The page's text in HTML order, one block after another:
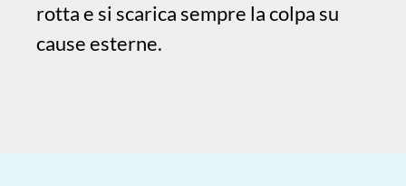
rotta e si scarica sempre la colpa su
cause esterne.